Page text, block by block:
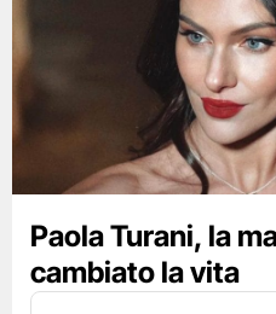
Paola Turani, la
cambiato la vita